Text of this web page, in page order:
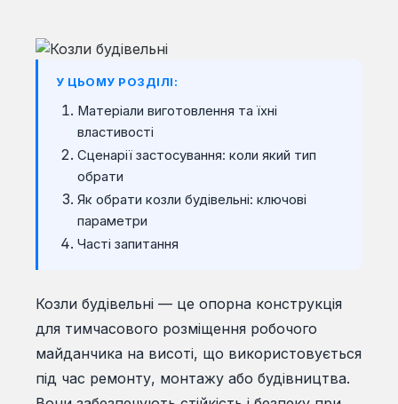
У ЦЬОМУ РОЗДІЛІ:
Матеріали виготовлення та їхні
властивості
Сценарії застосування: коли який тип
обрати
Як обрати козли будівельні: ключові
параметри
Часті запитання
Козли будівельні — це опорна конструкція
для тимчасового розміщення робочого
майданчика на висоті, що використовується
під час ремонту, монтажу або будівництва.